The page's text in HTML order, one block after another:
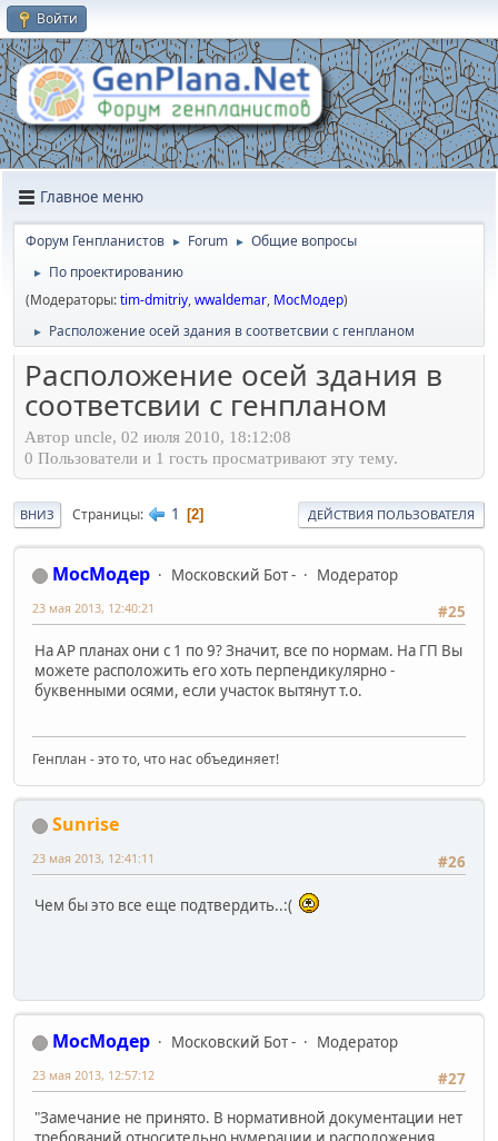
Войти
Главное меню
Форум Генпланистов ► Forum ► Общие вопросы
►
По проектированию
(Модераторы:tim-dmitriy,wwaldemar, МосМодер)
► Расположение осей здания в соответсвии с генпланом
Расположение осей здания в
соответсвии с генпланом
Автор uncle, 02 июля 2010, 18:12:08
0 Пользователи и 1 гость просматривают эту тему.
ВНИЗ Страницы 1 2 ДЕЙСТВИЯ ПОЛЬЗОВАТЕЛЯ
МосМодер Московский Бот -
Модератор
#25
23 мая 2013, 12:40:21
На АР планах они с 1 по 9? Значит, все по нормам. На ГП Вы
можете расположить его хоть перпендикулярно -
буквенными осями, если участок вытянут т.о.
Генплан - это то, что нас объединяет!
Sunrise
#26
23 мая 2013, 12:41:11
Чем бы это все еще подтвердить..:(
МосМодер Московский Бот -
Модератор
#27
23 мая 2013, 12:57:12
"Замечание не принято. В нормативной документации нет